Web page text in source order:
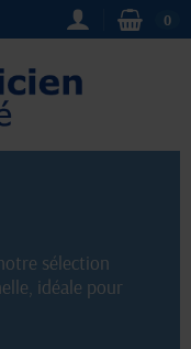
0
sélection
idéale pour